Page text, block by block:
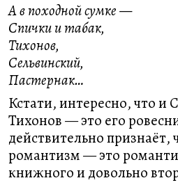
А в походной сумке —
Спички и табак,
Тихонов,
Сельвинский,
Пастернак…
Кстати, интересно, что и
Тихонов — это его
действительно признаёт,
романтизм — это
книжного и довольно